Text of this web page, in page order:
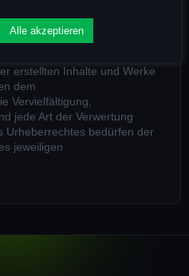
erstellten Inhalte und Werke
dem
Vervielfältigung,
jede Art der Verwertung
Urheberrechtes bedürfen der
jeweiligen
Alle akzeptieren